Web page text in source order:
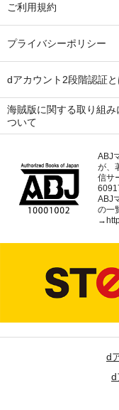
ご利用規約
プライバシーポリシー
dアカウント2段階認証と
海賊版に関する取り組み
ついて
ABJ
が、
信サ
ABJ
の一
→
d
d